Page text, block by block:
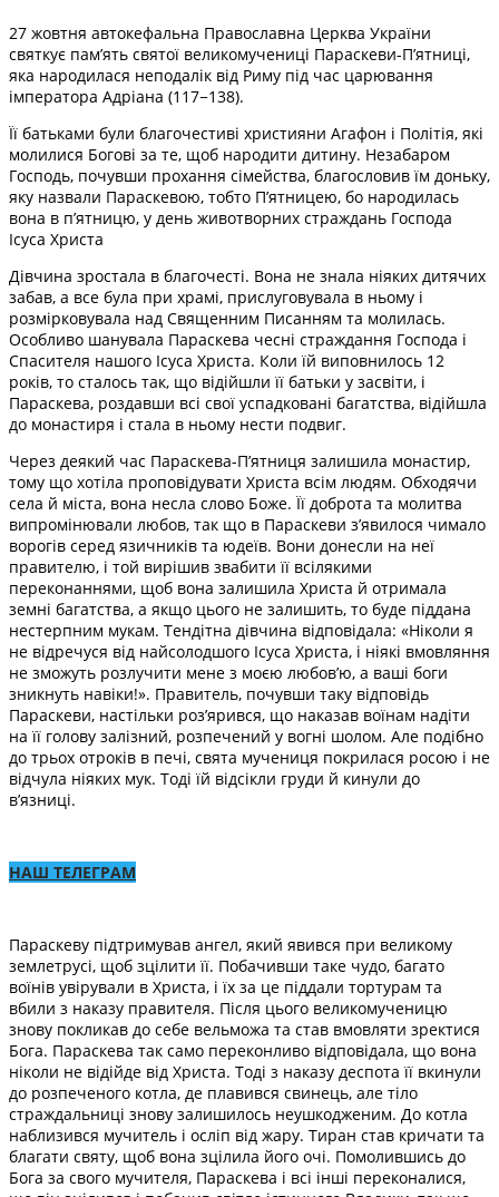
27 жовтня автокефальна Православна Церква України
святкує пам’ять святої великомучениці Параскеви-П’ятниці,
яка народилася неподалік від Риму під час царювання
імператора Адріана (117−138).
Її батьками були благочестиві християни Агафон і Політія, які
молилися Богові за те, щоб народити дитину. Незабаром
Господь, почувши прохання сімейства, благословив їм доньку,
яку назвали Параскевою, тобто П’ятницею, бо народилась
вона в п’ятницю, у день животворних страждань Господа
Ісуса Христа
Дівчина зростала в благочесті. Вона не знала ніяких дитячих
забав, а все була при храмі, прислуговувала в ньому і
розмірковувала над Священним Писанням та молилась.
Особливо шанувала Параскева чесні страждання Господа і
Спасителя нашого Ісуса Христа. Коли їй виповнилось 12
років, то сталось так, що відійшли її батьки у засвіти, і
Параскева, роздавши всі свої успадковані багатства, відійшла
до монастиря і стала в ньому нести подвиг.
Через деякий час Параскева-П’ятниця залишила монастир,
тому що хотіла проповідувати Христа всім людям. Обходячи
села й міста, вона несла слово Боже. Її доброта та молитва
випромінювали любов, так що в Параскеви з’явилося чимало
ворогів серед язичників та юдеїв. Вони донесли на неї
правителю, і той вирішив звабити її всілякими
переконаннями, щоб вона залишила Христа й отримала
земні багатства, а якщо цього не залишить, то буде піддана
нестерпним мукам. Тендітна дівчина відповідала: «Ніколи я
не відречуся від найсолодшого Ісуса Христа, і ніякі вмовляння
не зможуть розлучити мене з моєю любов’ю, а ваші боги
зникнуть навіки!». Правитель, почувши таку відповідь
Параскеви, настільки роз’ярився, що наказав воїнам надіти
на її голову залізний, розпечений у вогні шолом. Але подібно
до трьох отроків в печі, свята мучениця покрилася росою і не
відчула ніяких мук. Тоді їй відсікли груди й кинули до
в’язниці.
НАШ ТЕЛЕГРАМ
Параскеву підтримував ангел, який явився при великому
землетрусі, щоб зцілити її. Побачивши таке чудо, багато
воїнів увірували в Христа, і їх за це піддали тортурам та
вбили з наказу правителя. Після цього великомученицю
знову покликав до себе вельможа та став вмовляти зректися
Бога. Параскева так само переконливо відповідала, що вона
ніколи не відійде від Христа. Тоді з наказу деспота її вкинули
до розпеченого котла, де плавився свинець, але тіло
страждальниці знову залишилось неушкодженим. До котла
наблизився мучитель і осліп від жару. Тиран став кричати та
благати святу, щоб вона зцілила його очі. Помолившись до
Бога за свого мучителя, Параскева і всі інші переконалися,